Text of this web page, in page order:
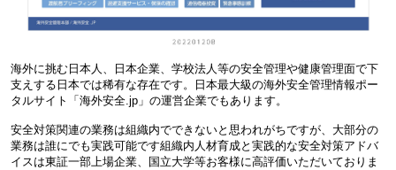
海外に挑む日本人、日本企業、学校法人等の安全管理や健康管理面で下
支えする日本では稀有な存在です。日本最大級の海外安全管理情報ポー
タルサイト「海外安全.jp」の運営企業でもあります。
安全対策関連の業務は組織内でできないと思われがちですが、大部分の
業務は誰にでも実践可能です組織内人材育成と実践的な安全対策アドバ
イスは東証一部上場企業、国立大学等お客様に高評価いただいておりま